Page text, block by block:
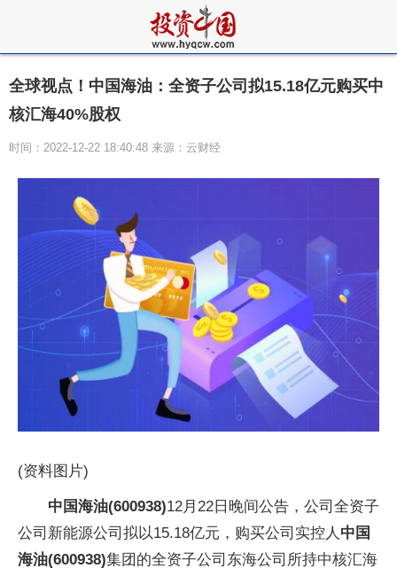
全球视点！​中国海油：全资子公司拟15.18亿元购买中
核汇海40%股权
时间：2022-12-22 18:40:48 来源：云财经
(资料图片)
中国海油(600938)12月22日晚间公告，公司全资子
公司新能源公司拟以15.18亿元，购买公司实控人 中国
海油(600938)集团的全资子公司东海公司所持中核汇海